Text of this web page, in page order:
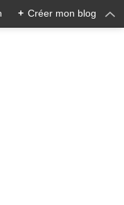
+ Créer mon blog